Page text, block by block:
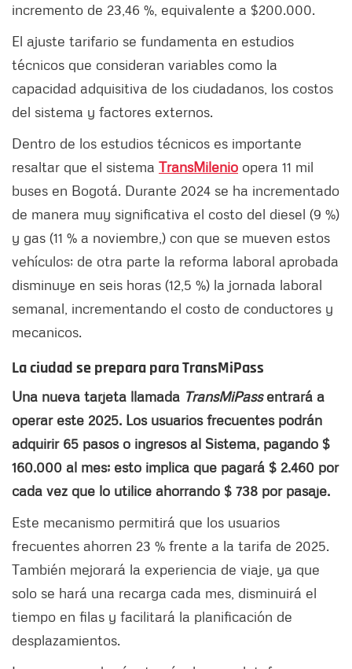
incremento de 23,46 %, equivalente a $200.000.
El ajuste tarifario se fundamenta en estudios
técnicos que consideran variables como la
capacidad adquisitiva de los ciudadanos, los costos
del sistema y factores externos.
Dentro de los estudios técnicos es importante
resaltar que el sistema TransMilenio opera 11 mil
buses en Bogotá. Durante 2024 se ha incrementado
de manera muy significativa el costo del diesel (9 %)
y gas (11 % a noviembre,) con que se mueven estos
vehículos; de otra parte la reforma laboral aprobada
disminuye en seis horas (12,5 %) la jornada laboral
semanal, incrementando el costo de conductores y
mecanicos.
La ciudad se prepara para TransMiPass
Una nueva tarjeta llamada TransMiPassentrará a
operar este 2025. Los usuarios frecuentes podrán
adquirir 65 pasos o ingresos al Sistema, pagando $
160.000 al mes; esto implica que pagará $ 2.460 por
cada vez que lo utilice ahorrando $ 738 por pasaje.
Este mecanismo permitirá que los usuarios
frecuentes ahorren 23 % frente a la tarifa de 2025.
También mejorará la experiencia de viaje, ya que
solo se hará una recarga cada mes, disminuirá el
tiempo en filas y facilitará la planificación de
desplazamientos.